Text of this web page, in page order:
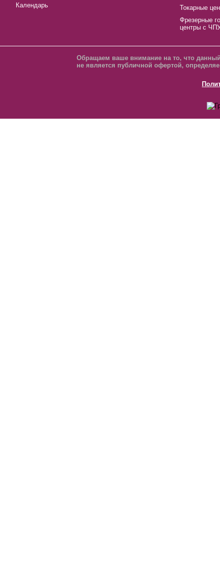
Календарь
Токарные
Фрезерные
центры с
Обращаем ваше внимание на то, что
не является публичной офертой,